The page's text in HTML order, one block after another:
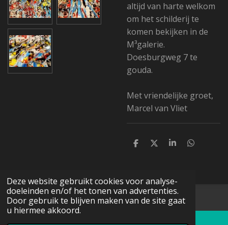
Deze website gebruikt cookies voor analyse-
doeleinden en/of het tonen van advertenties.
Door gebruik te blijven maken van de site gaat
u hiermee akkoord.
altijd van harte welkom
om het schilderij te
komen bekijken in de
M³galerie.
Doesburgweg 7 te
gouda.
Met vriendelijke groet,
Marcel van Vliet
D
n
D
S
e
D
© 2016 - 2026 Schildermarcievabstract.nl